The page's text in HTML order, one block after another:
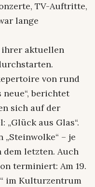
TV-Auftritte,
lange
ihrer aktuellen
von rund
berichtet
sich auf der
„Glück aus Glas“.
„Steinwolke“ – je
dem letzten. Auch
terminiert: Am 19.
im Kulturzentrum